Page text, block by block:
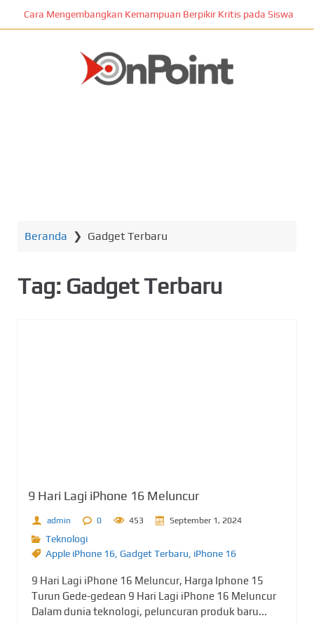
Cara Mengembangkan Kemampuan Berpikir Kritis pada Siswa
Beranda ❯ Gadget Terbaru
Tag: Gadget Terbaru
9 Hari Lagi iPhone 16 Meluncur
admin 0 453 September 1, 2024
Teknologi
Apple iPhone 16, Gadget Terbaru, iPhone 16
9 Hari Lagi iPhone 16 Meluncur, Harga Iphone 15
Turun Gede-gedean 9 Hari Lagi iPhone 16 Meluncur
Dalam dunia teknologi, peluncuran produk baru...